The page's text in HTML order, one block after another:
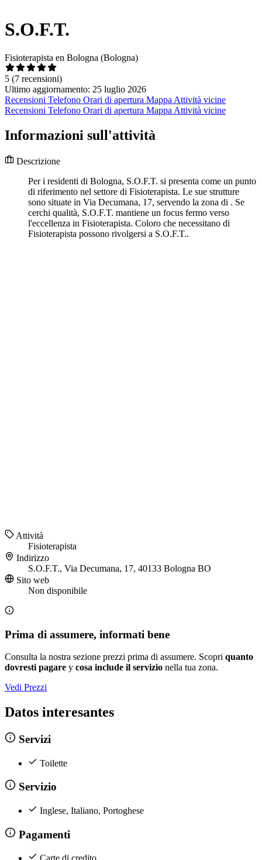
S.O.F.T.
Fisioterapista en Bologna (Bologna)
5 (7 recensioni)
Ultimo aggiornamento: 25 luglio 2026
Recensioni Telefono Orari di apertura Mappa Attività vicine
Recensioni Telefono Orari di apertura Mappa Attività vicine
Informazioni sull'attività
Descrizione
Per i residenti di Bologna, S.O.F.T. si presenta come un punto
di riferimento nel settore di Fisioterapista. Le sue strutture
sono situate in Via Decumana, 17, servendo la zona di . Se
cerchi qualità, S.O.F.T. mantiene un focus fermo verso
l'eccellenza in Fisioterapista. Coloro che necessitano di
Fisioterapista possono rivolgersi a S.O.F.T..
Attività
Fisioterapista
Indirizzo
S.O.F.T., Via Decumana, 17, 40133 Bologna BO
Sito web
Non disponibile
Prima di assumere, informati bene
Consulta la nostra sezione prezzi prima di assumere. Scopri quanto
dovresti pagare y cosa include il servizio nella tua zona.
Vedi Prezzi
Datos interesantes
Servizi
Toilette
Servizio
Inglese, Italiano, Portoghese
Pagamenti
Carte di credito